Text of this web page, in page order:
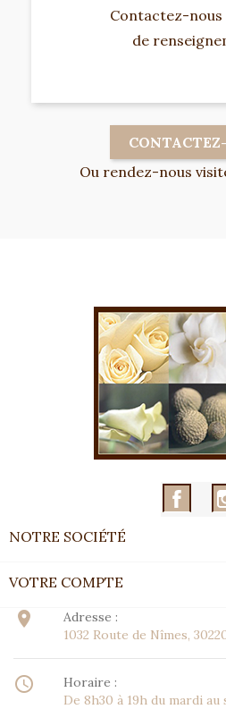
Contactez-nous
de
Ou rendez-nous
NOTRE SOCIÉTÉ
VOTRE COMPTE
place
Adresse :
1032 Route de Nîmes,
access_time
Horaire :
De 8h30 à 19h du mardi au